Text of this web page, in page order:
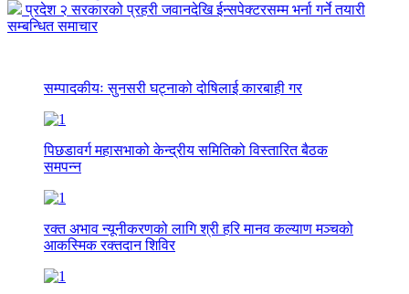
प्रदेश २ सरकारको प्रहरी जवानदेखि ईन्सपेक्टरसम्म भर्ना गर्ने तयारी
सम्बन्धित समाचार
सम्पादकीयः सुनसरी घट्नाको दोषिलाई कारबाही गर
पिछडावर्ग महासभाको केन्द्रीय समितिको विस्तारित बैठक
समपन्न
रक्त अभाव न्यूनीकरणको लागि श्री हरि मानव कल्याण मञ्चको
आकस्मिक रक्तदान शिविर